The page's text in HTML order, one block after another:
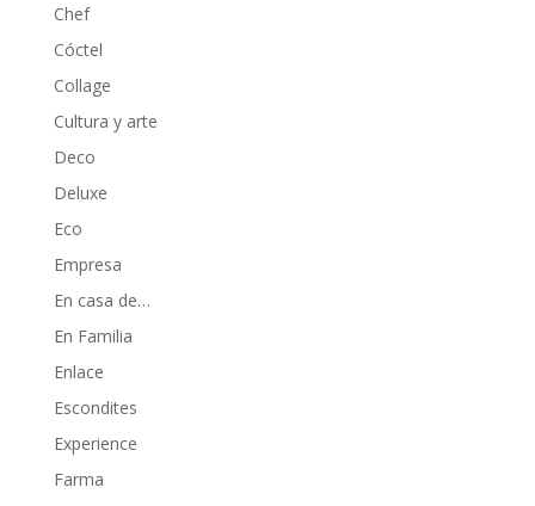
Chef
Cóctel
Collage
Cultura y arte
Deco
Deluxe
Eco
Empresa
En casa de…
En Familia
Enlace
Escondites
Experience
Farma